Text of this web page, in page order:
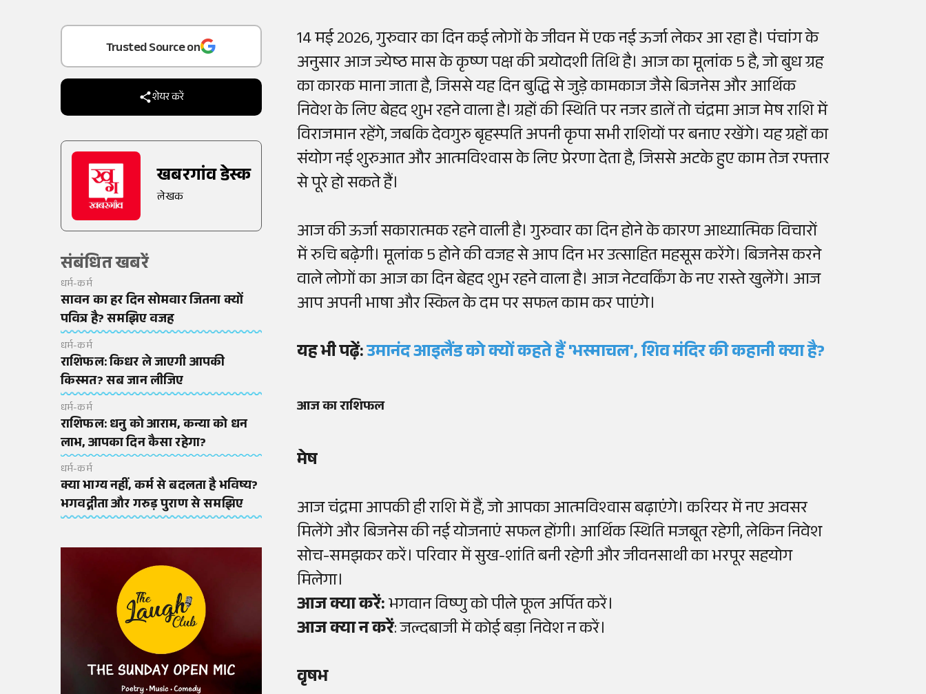
Add
as a
Trusted Source on
शेयर करें
खबरगांव डेस्क
लेखक
संबंधित खबरें
धर्म-कर्म
सावन का हर दिन सोमवार जितना क्यों
पवित्र है? समझिए वजह
धर्म-कर्म
राशिफल: किधर ले जाएगी आपकी
किस्मत? सब जान लीजिए
धर्म-कर्म
राशिफल: धनु को आराम, कन्या को धन
लाभ, आपका दिन कैसा रहेगा?
धर्म-कर्म
क्या भाग्य नहीं, कर्म से बदलता है भविष्य?
भगवद्गीता और गरुड़ पुराण से समझिए
14 मई 2026, गुरुवार का दिन कई लोगों के जीवन में एक नई ऊर्जा लेकर आ रहा है। पंचांग के
अनुसार आज ज्येष्ठ मास के कृष्ण पक्ष की त्रयोदशी तिथि है। आज का मूलांक 5 है, जो बुध ग्रह
का कारक माना जाता है, जिससे यह दिन बुद्धि से जुड़े कामकाज जैसे बिजनेस और आर्थिक
निवेश के लिए बेहद शुभ रहने वाला है। ग्रहों की स्थिति पर नजर डालें तो चंद्रमा आज मेष राशि में
विराजमान रहेंगे, जबकि देवगुरु बृहस्पति अपनी कृपा सभी राशियों पर बनाए रखेंगे। यह ग्रहों का
संयोग नई शुरुआत और आत्मविश्वास के लिए प्रेरणा देता है, जिससे अटके हुए काम तेज रफ्तार
से पूरे हो सकते हैं।
आज की ऊर्जा सकारात्मक रहने वाली है। गुरुवार का दिन होने के कारण आध्यात्मिक विचारों
में रुचि बढ़ेगी। मूलांक 5 होने की वजह से आप दिन भर उत्साहित महसूस करेंगे। बिजनेस करने
वाले लोगों का आज का दिन बेहद शुभ रहने वाला है। आज नेटवर्किंग के नए रास्ते खुलेंगे। आज
आप अपनी भाषा और स्किल के दम पर सफल काम कर पाएंगे।
यह भी पढ़ें:उमानंद आइलैंड को क्यों कहते हैं 'भस्माचल', शिव मंदिर की कहानी क्या है?
आज का राशिफल
मेष
आज चंद्रमा आपकी ही राशि में हैं, जो आपका आत्मविश्वास बढ़ाएंगे। करियर में नए अवसर
मिलेंगे और बिजनेस की नई योजनाएं सफल होंगी। आर्थिक स्थिति मजबूत रहेगी, लेकिन निवेश
सोच-समझकर करें। परिवार में सुख-शांति बनी रहेगी और जीवनसाथी का भरपूर सहयोग
मिलेगा।
आज क्या करें:भगवान विष्णु को पीले फूल अर्पित करें।
आज क्या न करें: जल्दबाजी में कोई बड़ा निवेश न करें।
वृषभ